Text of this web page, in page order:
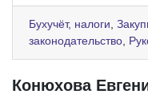
Бухучёт, налоги
законодательство
Конюхова